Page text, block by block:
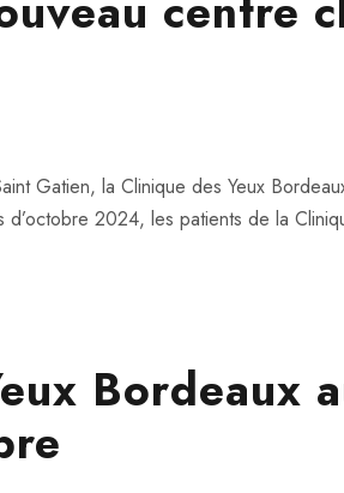
Gatien, la Clinique des Yeux
2024, les patients de la
Bordeaux